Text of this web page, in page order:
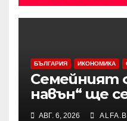
БЪЛГАРИЯ ИКОНОМИКА
Семейният
навън“ ще
осми път в
АВГ. 6, 2026